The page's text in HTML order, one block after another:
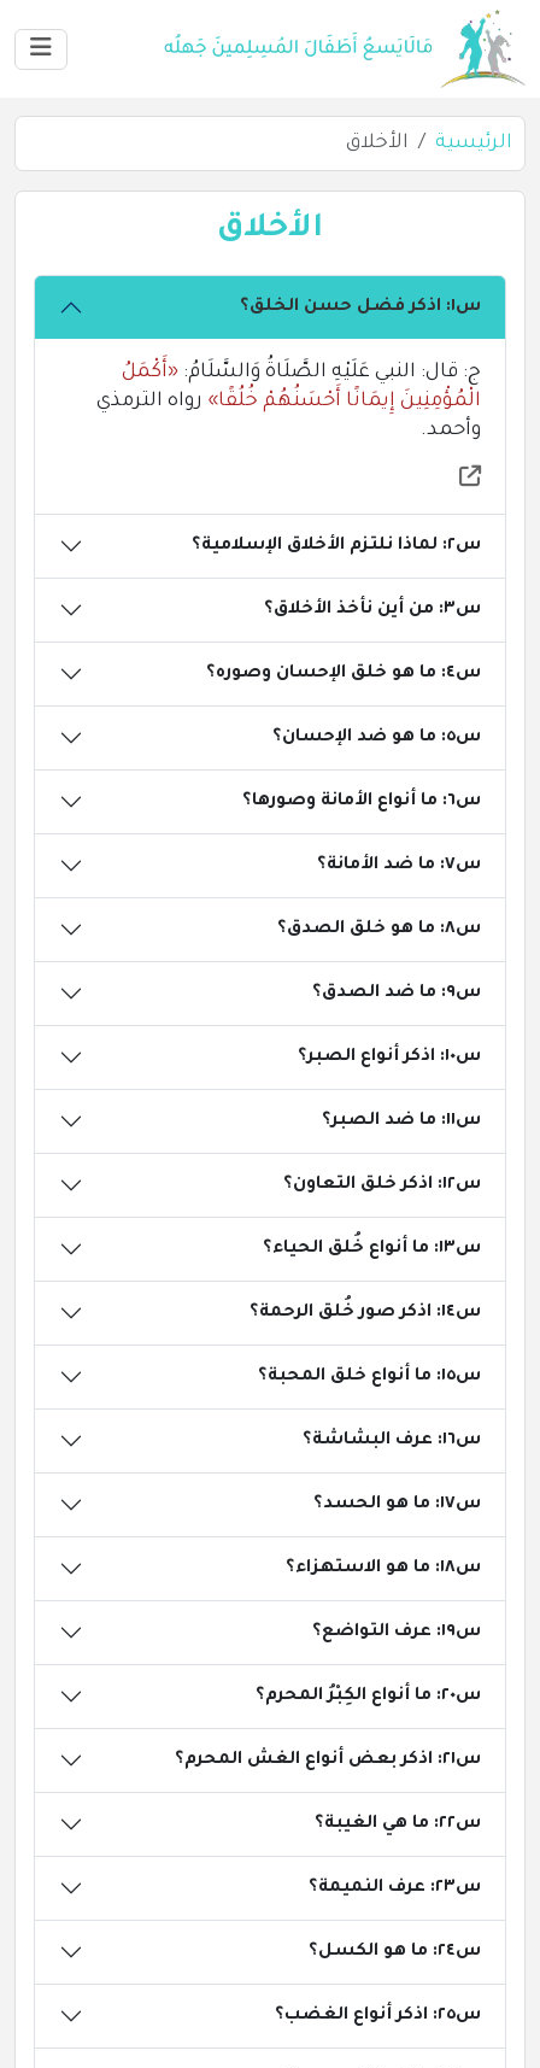
الرئيسية الأخلاق
الأخلاق
س١: اذكر فضل حسن الخلق؟
ج: قال: النبي عَلَيْهِ الصَّلَاةُ وَالسَّلَامُ: «أَكْمَلُ
الْمُؤْمِنِينَ إِيمَانًا أَحْسَنُهُمْ خُلُقًا» رواه الترمذي
وأحمد.
س٢: لماذا نلتزم الأخلاق الإسلامية؟
س٣: من أين نأخذ الأخلاق؟
س٤: ما هو خلق الإحسان وصوره؟
س٥: ما هو ضد الإحسان؟
س٦: ما أنواع الأمانة وصورها؟
س٧: ما ضد الأمانة؟
س٨: ما هو خلق الصدق؟
س٩: ما ضد الصدق؟
س١٠: اذكر أنواع الصبر؟
س١١: ما ضد الصبر؟
س١٢: اذكر خلق التعاون؟
س١٣: ما أنواع خُلق الحياء؟
س١٤: اذكر صور خُلق الرحمة؟
س١٥: ما أنواع خلق المحبة؟
س١٦: عرف البشاشة؟
س١٧: ما هو الحسد؟
س١٨: ما هو الاستهزاء؟
س١٩: عرف التواضع؟
س٢٠: ما أنواع الكِبْرُ المحرم؟
س٢١: اذكر بعض أنواع الغش المحرم؟
س٢٢: ما هي الغيبة؟
س٢٣: عرف النميمة؟
س٢٤: ما هو الكسل؟
س٢٥: اذكر أنواع الغضب؟